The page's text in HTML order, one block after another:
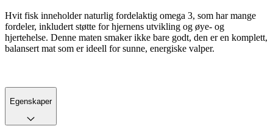
Hvit fisk inneholder naturlig fordelaktig omega 3, som har mange
fordeler, inkludert støtte for hjernens utvikling og øye- og
hjertehelse. Denne maten smaker ikke bare godt, den er en komplett,
balansert mat som er ideell for sunne, energiske valper.
Egenskaper